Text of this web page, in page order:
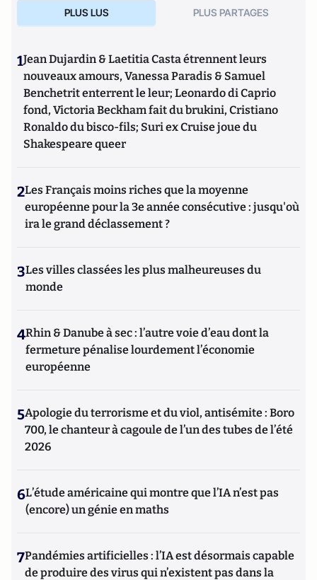
PLUS LUS PLUS PARTAGES
1Jean Dujardin & Laetitia Casta étrennent leurs
nouveaux amours, Vanessa Paradis & Samuel
Benchetrit enterrent le leur; Leonardo di Caprio
fond, Victoria Beckham fait du brukini, Cristiano
Ronaldo du bisco-fils; Suri ex Cruise joue du
Shakespeare queer
2Les Français moins riches que la moyenne
européenne pour la 3e année consécutive : jusqu'où
ira le grand déclassement ?
3Les villes classées les plus malheureuses du
monde
4Rhin & Danube à sec : l’autre voie d’eau dont la
fermeture pénalise lourdement l’économie
européenne
5Apologie du terrorisme et du viol, antisémite : Boro
700, le chanteur à cagoule de l’un des tubes de l’été
2026
6L’étude américaine qui montre que l’IA n’est pas
(encore) un génie en maths
7Pandémies artificielles : l’IA est désormais capable
de produire des virus qui n’existent pas dans la